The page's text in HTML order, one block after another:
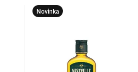
Novinka